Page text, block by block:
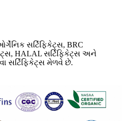
સર્ટિફિકેટ્સ, BRC
HALAL સર્ટિફિકેટ્સ અને
સર્ટિફિકેટ્સ મેળવે છે.